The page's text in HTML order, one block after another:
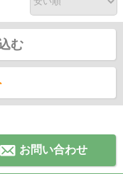
む
お問い合わせ